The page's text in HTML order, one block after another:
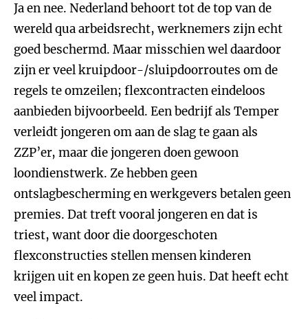
Ja en nee. Nederland behoort tot de top van de
wereld qua arbeidsrecht, werknemers zijn echt
goed beschermd. Maar misschien wel daardoor
zijn er veel kruipdoor-/sluipdoorroutes om de
regels te omzeilen; flexcontracten eindeloos
aanbieden bijvoorbeeld. Een bedrijf als Temper
verleidt jongeren om aan de slag te gaan als
ZZP’er, maar die jongeren doen gewoon
loondienstwerk. Ze hebben geen
ontslagbescherming en werkgevers betalen geen
premies. Dat treft vooral jongeren en dat is
triest, want door die doorgeschoten
flexconstructies stellen mensen kinderen
krijgen uit en kopen ze geen huis. Dat heeft echt
veel impact.